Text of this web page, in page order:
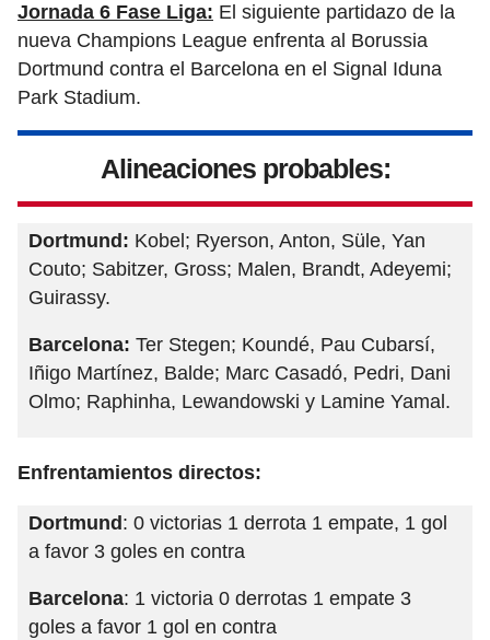
Jornada 6 Fase Liga: El siguiente partidazo de la
nueva Champions League enfrenta al Borussia
Dortmund contra el Barcelona en el Signal Iduna
Park Stadium.
Alineaciones probables:
Dortmund: Kobel; Ryerson, Anton, Süle, Yan
Couto; Sabitzer, Gross; Malen, Brandt, Adeyemi;
Guirassy.
Barcelona: Ter Stegen; Koundé, Pau Cubarsí,
Iñigo Martínez, Balde; Marc Casadó, Pedri, Dani
Olmo; Raphinha, Lewandowski y Lamine Yamal.
Enfrentamientos directos:
Dortmund : 0 victorias 1 derrota 1 empate, 1 gol
a favor 3 goles en contra
Barcelona: 1 victoria 0 derrotas 1 empate 3
goles a favor 1 gol en contra